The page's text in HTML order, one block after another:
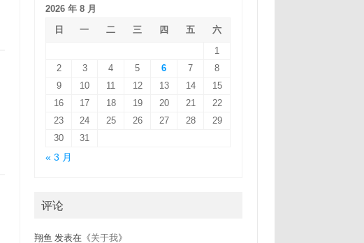
2026 年 8 月
日
一 二 三 四 五
六
1
2
3 4 5 6 7
8
9
10 11 12 13 14
15
16
17 18 19 20 21
22
23
24 25 26 27 28
29
30
31
« 3 月
评论
翔鱼 发表在《关于我》